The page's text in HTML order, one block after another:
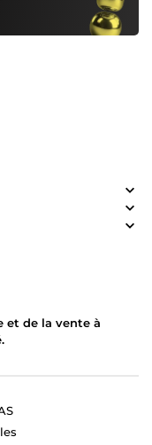
et de la vente à